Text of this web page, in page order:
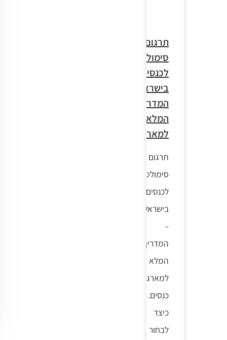
תרגום
סימולטני
לכנסים
בישראל:
המדריך
המלא
למארגנים
תרגום
סימולטני
לכנסים
בישראל
–
המדריך
המלא
למארגני
כנסים.
כיצד
לבחור